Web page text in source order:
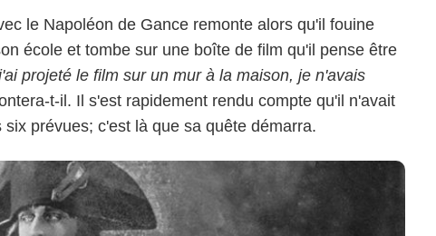
le Napoléon de Gance remonte alors qu'il fouine
école et tombe sur une boîte de film qu'il pense être
projeté le film sur un mur à la maison, je n'avais
t-il. Il s'est rapidement rendu compte qu'il n'avait
prévues; c'est là que sa quête démarra.